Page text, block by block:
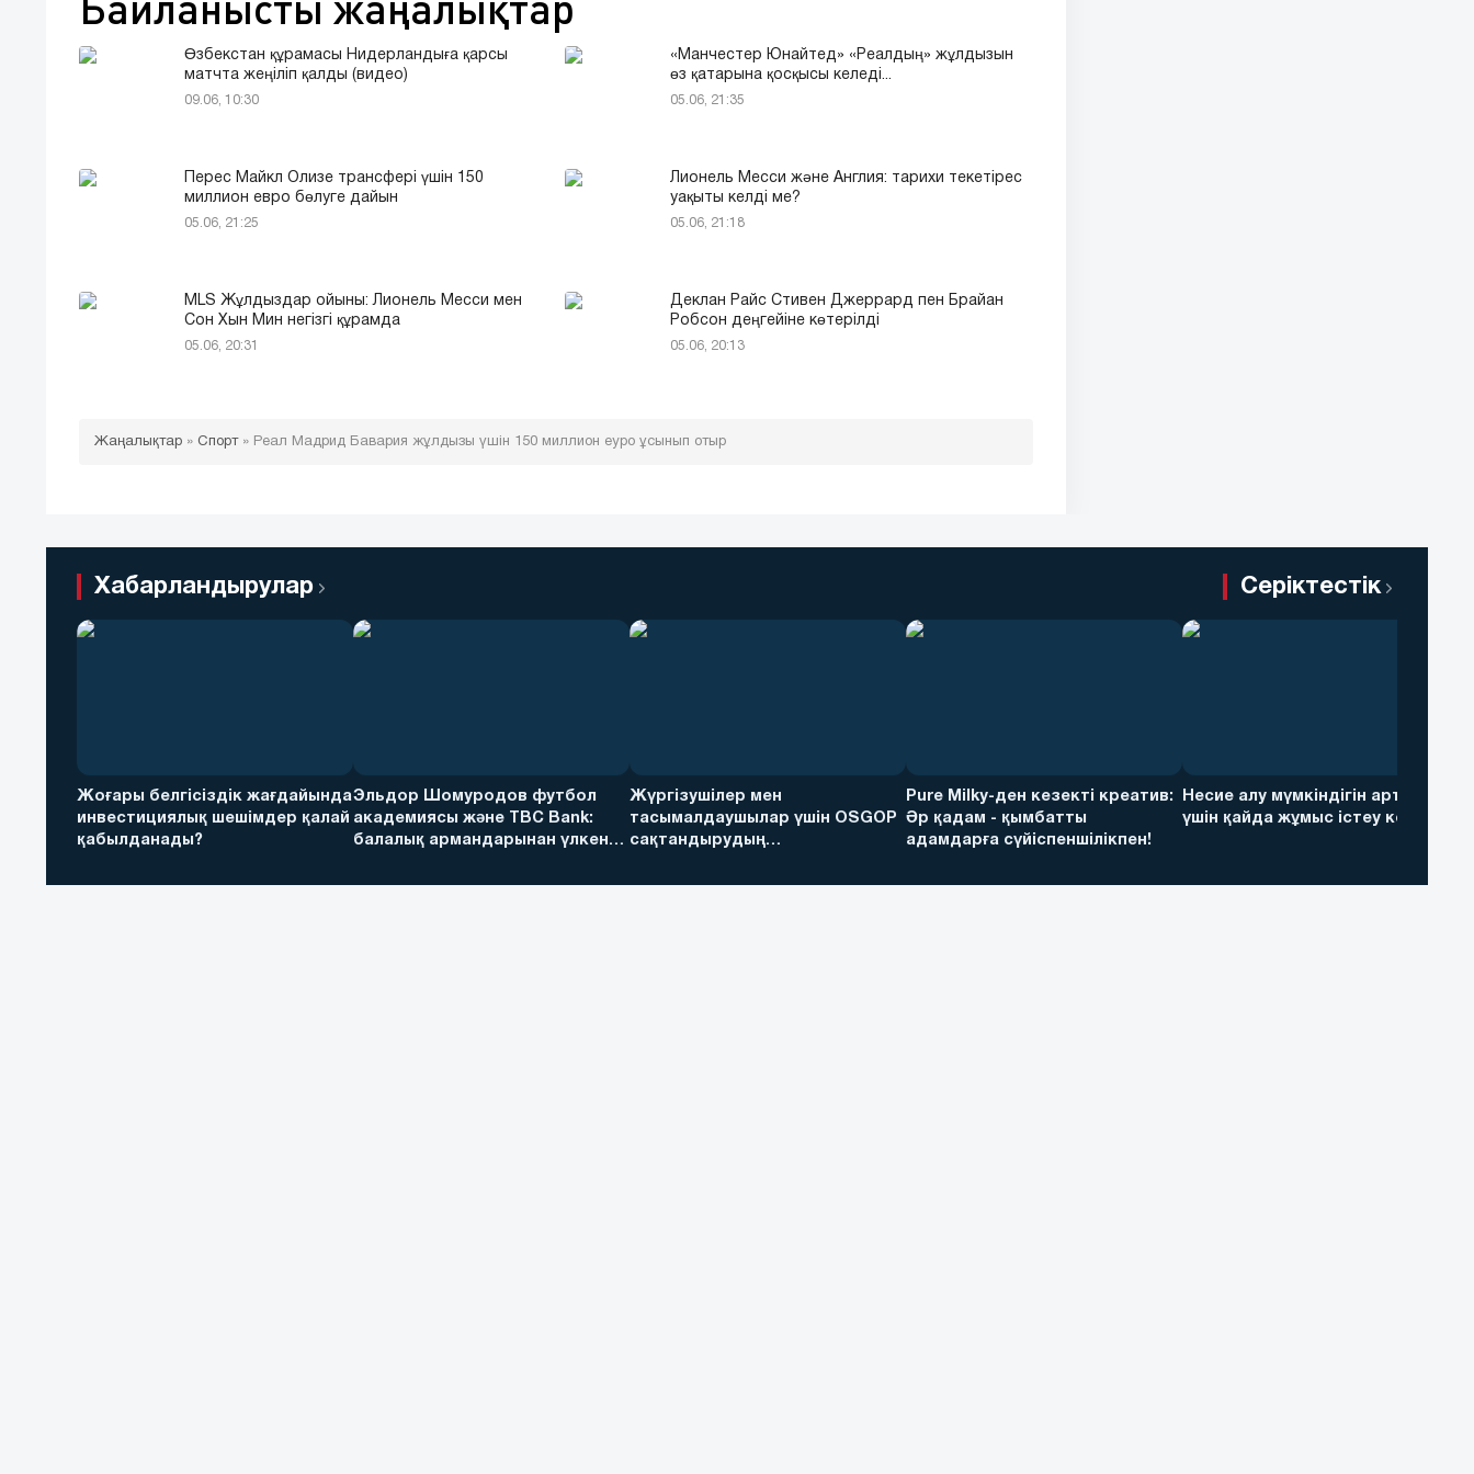
Өзбекстан құрамасы Нидерландыға қарсы
матчта жеңіліп қалды (видео)
09.06, 10:30
«Манчестер Юнайтед» «Реалдың» жұлдызын
өз қатарына қосқысы келеді...
05.06, 21:35
Перес Майкл Олизе трансфері үшін 150
миллион евро бөлуге дайын
05.06, 21:25
Лионель Месси және Англия: тарихи текетірес
уақыты келді ме?
05.06, 21:18
MLS Жұлдыздар ойыны: Лионель Месси мен
Сон Хын Мин негізгі құрамда
05.06, 20:31
Деклан Райс Стивен Джеррард пен Брайан
Робсон деңгейіне көтерілді
05.06, 20:13
Жаңалықтар » Спорт» Реал Мадрид Бавария жұлдызы үшін 150 миллион еуро ұсынып отыр
Хабарландырулар Серіктестік
Жоғары белгісіздік жағдайында
инвестициялық шешімдер қалай
қабылданады?
Эльдор Шомуродов футбол
академиясы және TBC Bank:
балалық армандарынан үлкен
Жүргізушілер мен
тасымалдаушылар үшін OSGOP
сақтандырудың
Pure Milky-ден кезекті креатив:
Әр қадам - қымбатты
адамдарға сүйіспеншілікпен!
Несие алу мүмкіндігін арттыру
үшін қайда жұмыс істеу керек